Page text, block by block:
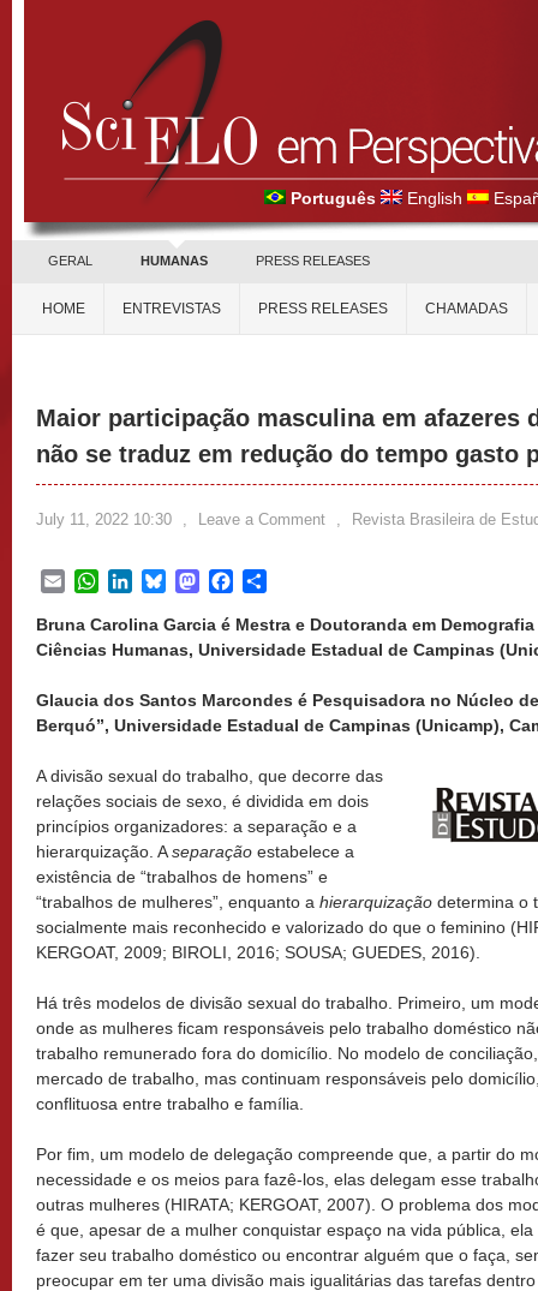
Português English
GERAL HUMANAS PRESS RELEASES
HOME ENTREVISTAS PRESS RELEASES CHAMADAS
Maior participação masculina em afazeres
não se traduz em redução do tempo gasto
July 11, 2022 10:30 , Leave a Comment , Revista Brasileira de
EmailWhatsApp
LinkedInBlueskyMastodonFacebook
Bruna Carolina Garcia é Mestra e Doutoranda em
Ciências Humanas, Universidade Estadual de Campinas
Glaucia dos Santos Marcondes é Pesquisadora no Núcleo
Berquó”, Universidade Estadual de Campinas (Unicamp),
A divisão sexual do trabalho, que decorre das
relações sociais de sexo, é dividida em dois
princípios organizadores: a separação e a
hierarquização. Aseparação estabelece a
existência de “trabalhos de homens” e
“trabalhos de mulheres”, enquanto a hierarquização determina o
socialmente mais reconhecido e valorizado do que o feminino
KERGOAT, 2009; BIROLI, 2016; SOUSA; GUEDES, 2016).
Há três modelos de divisão sexual do trabalho. Primeiro, um
onde as mulheres ficam responsáveis pelo trabalho doméstico
trabalho remunerado fora do domicílio. No modelo de
mercado de trabalho, mas continuam responsáveis pelo
conflituosa entre trabalho e família.
Por fim, um modelo de delegação compreende que, a partir do
necessidade e os meios para fazê-los, elas delegam esse
outras mulheres (HIRATA; KERGOAT, 2007). O problema dos
é que, apesar de a mulher conquistar espaço na vida pública,
fazer seu trabalho doméstico ou encontrar alguém que o faça,
preocupar em ter uma divisão mais igualitárias das tarefas